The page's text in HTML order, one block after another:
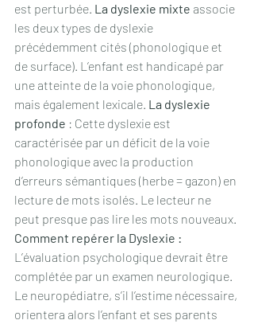
est perturbée. La dyslexie mixte associe
les deux types de dyslexie
précédemment cités (phonologique et
de surface). L’enfant est handicapé par
une atteinte de la voie phonologique,
mais également lexicale. La dyslexie
profonde : Cette dyslexie est
caractérisée par un déficit de la voie
phonologique avec la production
d’erreurs sémantiques (herbe = gazon) en
lecture de mots isolés. Le lecteur ne
peut presque pas lire les mots nouveaux.
Comment repérer la Dyslexie :
L’évaluation psychologique devrait être
complétée par un examen neurologique.
Le neuropédiatre, s’il l’estime nécessaire,
orientera alors l’enfant et ses parents